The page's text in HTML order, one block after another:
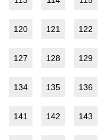
120 121 122
127 128 129
134 135 136
141 142 143